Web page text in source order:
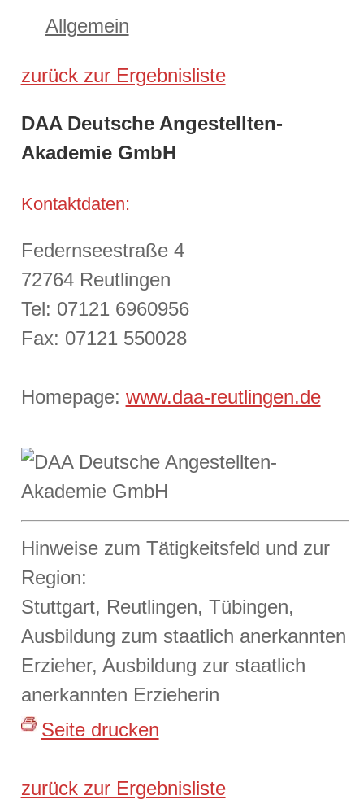
Allgemein
zurück zur Ergebnisliste
DAA Deutsche Angestellten-
Akademie GmbH
Kontaktdaten:
Federnseestraße 4
72764 Reutlingen
Tel: 07121 6960956
Fax: 07121 550028
Homepage: www.daa-reutlingen.de
Hinweise zum Tätigkeitsfeld und zur
Region:
Stuttgart, Reutlingen, Tübingen,
Ausbildung zum staatlich anerkannten
Erzieher, Ausbildung zur staatlich
anerkannten Erzieherin
Seite drucken
zurück zur Ergebnisliste